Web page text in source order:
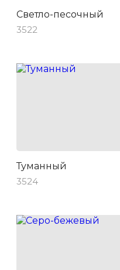
Светло-песочный
3522
Туманный
3524